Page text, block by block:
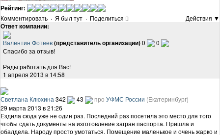
Рейтинг:
Комментировать · Я был тут · Поделиться Действия ▼
Ответ компании:
Валентин Фотеев(представитель организации)0
0
Спасибо за отзыв!
Рады работать для Вас!
1 апреля 2013 в 14:58
Светлана Клюхина 342 43 про УФМС России (Екатеринбург)
29 марта 2013 в 21:26
Ездила сюда уже не один раз. Последний раз посетила это место для того
чтобы сдать документы на изготовление загран паспорта. Пришла и
обалдела. Народу просто умотаться. Помещение маленькое и очень жарко и